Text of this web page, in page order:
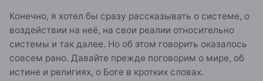
Конечно, я хотел бы сразу рассказывать о системе, о
воздействии на неё, на свои реалии относительно
системы и так далее. Но об этом говорить оказалось
совсем рано. Давайте прежде поговорим о мире, об
истине и религиях, о Боге в кротких словах.